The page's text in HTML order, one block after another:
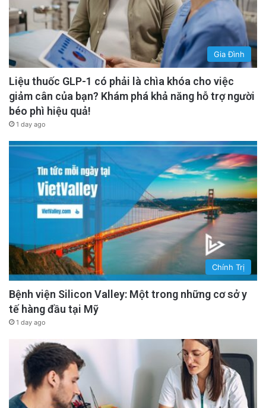
Gia Đình
Liệu thuốc GLP-1 có phải là chìa khóa cho việc
giảm cân của bạn? Khám phá khả năng hỗ trợ người
béo phì hiệu quả!
1 day ago
Chính Trị
Bệnh viện Silicon Valley: Một trong những cơ sở y
tế hàng đầu tại Mỹ
1 day ago